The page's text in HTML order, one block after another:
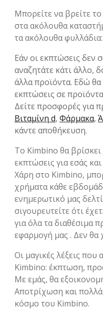
Μπορείτε να βρείτε
στα ακόλουθα
τα ακόλουθα φυλλάδια:
Εάν οι εκπτώσεις δεν
αναζητάτε κάτι άλλο,
άλλα προϊόντα. Εδώ
εκπτώσεις σε
Δείτε προσφορές για
Βιταμίνη d, Φάρμακα,
κάντε αποθήκευση.
Το Kimbino θα βρίσκει
εκπτώσεις για εσάς
Χάρη στο Kimbino,
χρήματα κάθε
ενημερωτικό μας
σιγουρευτείτε ότι
για όλα τα διαθέσιμα
εφαρμογή μας . Δεν θα
Οι μαγικές λέξεις που
Kimbino: έκπτωση,
Με εμάς, θα
Αποτρίχωση και
κόσμο του Kimbino.